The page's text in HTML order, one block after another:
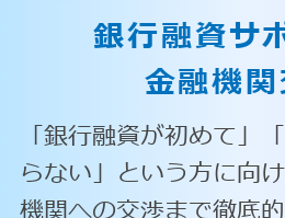
銀行融資サ
金融機
「銀行融資が初めて」
らない」という方に向